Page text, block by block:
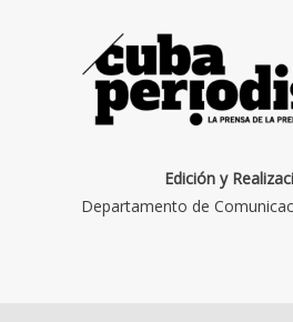
Edición y
Departamento de